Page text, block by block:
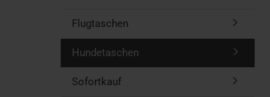
Flugtaschen
Hundetaschen
Sofortkauf